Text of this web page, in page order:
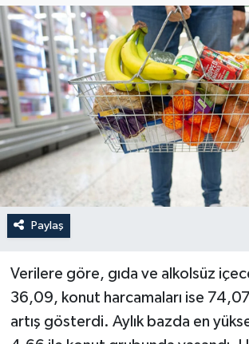
Paylaş
Verilere göre, gıda ve alkolsüz
36,09, konut harcamaları ise 74,07
artış gösterdi. Aylık bazda en